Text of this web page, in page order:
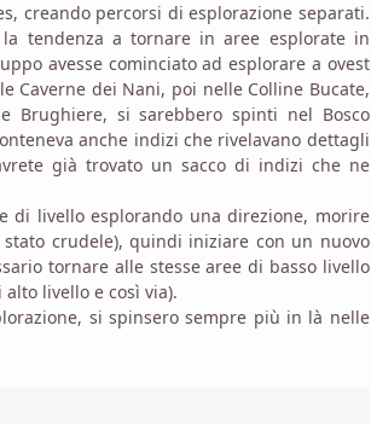
creando percorsi di esplorazione separati.
tendenza a tornare in aree esplorate in
avesse cominciato ad esplorare a ovest
Caverne dei Nani, poi nelle Colline Bucate,
Brughiere, si sarebbero spinti nel Bosco
anche indizi che rivelavano dettagli
già trovato un sacco di indizi che ne
di livello esplorando una direzione, morire
crudele), quindi iniziare con un nuovo
tornare alle stesse aree di basso livello
livello e così via).
si spinsero sempre più in là nelle